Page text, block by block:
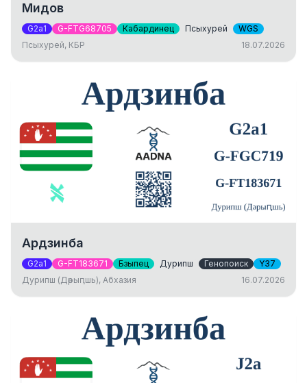
Мидов
G2a1 G-FTG68705 Кабардинец Псыхурей
WGS
Псыхурей, КБР
18.07.2026
Ардзинба
G2a1 G-FT183671 Бзыпец Дурипш Генопоиск
Y37
Дурипш (Дәрыԥшь), Абхазия
16.07.2026